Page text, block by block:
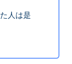
人は是